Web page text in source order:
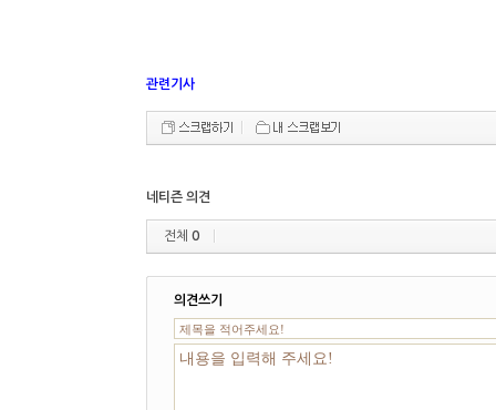
관련기사
네티즌 의견
전체 0
의견쓰기